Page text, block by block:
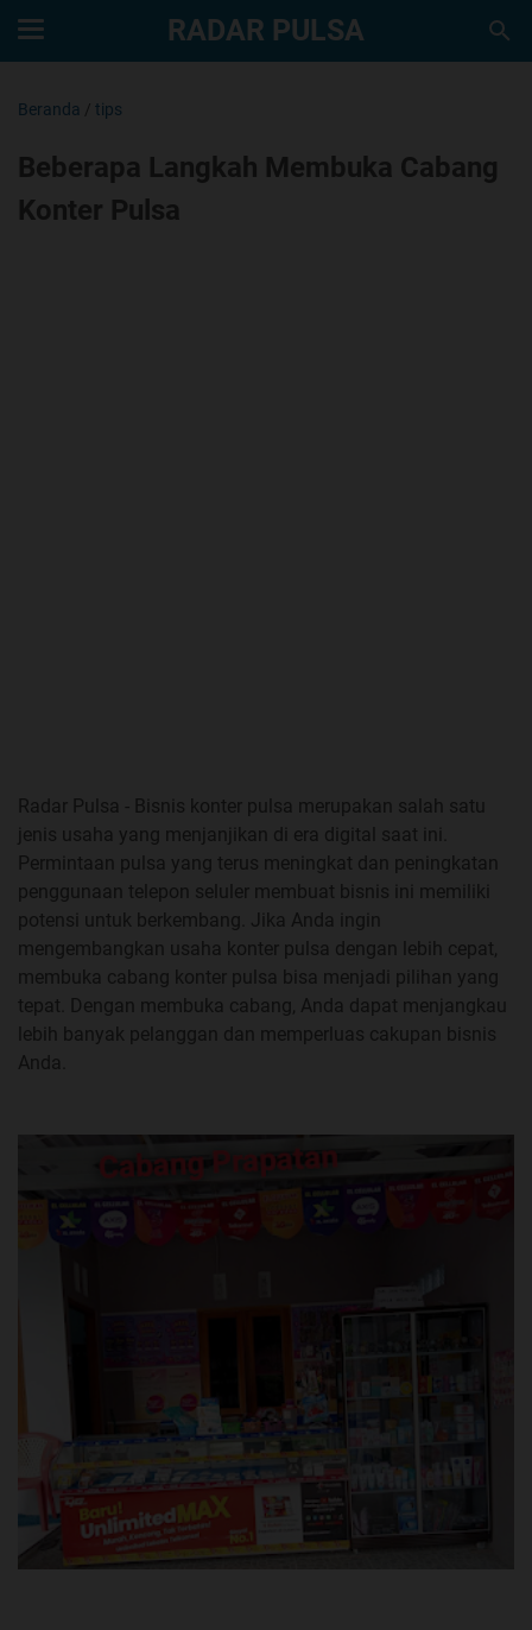
RADAR PULSA
Beranda / tips
Beberapa Langkah Membuka Cabang
Konter Pulsa
Radar Pulsa - Bisnis konter pulsa merupakan salah satu
jenis usaha yang menjanjikan di era digital saat ini.
Permintaan pulsa yang terus meningkat dan peningkatan
penggunaan telepon seluler membuat bisnis ini memiliki
potensi untuk berkembang. Jika Anda ingin
mengembangkan usaha konter pulsa dengan lebih cepat,
membuka cabang konter pulsa bisa menjadi pilihan yang
tepat. Dengan membuka cabang, Anda dapat menjangkau
lebih banyak pelanggan dan memperluas cakupan bisnis
Anda.